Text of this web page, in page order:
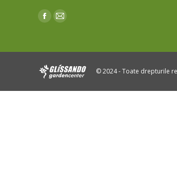
Find us on:
Facebook
new
Mail
new
© 2024 - Toate drepturile